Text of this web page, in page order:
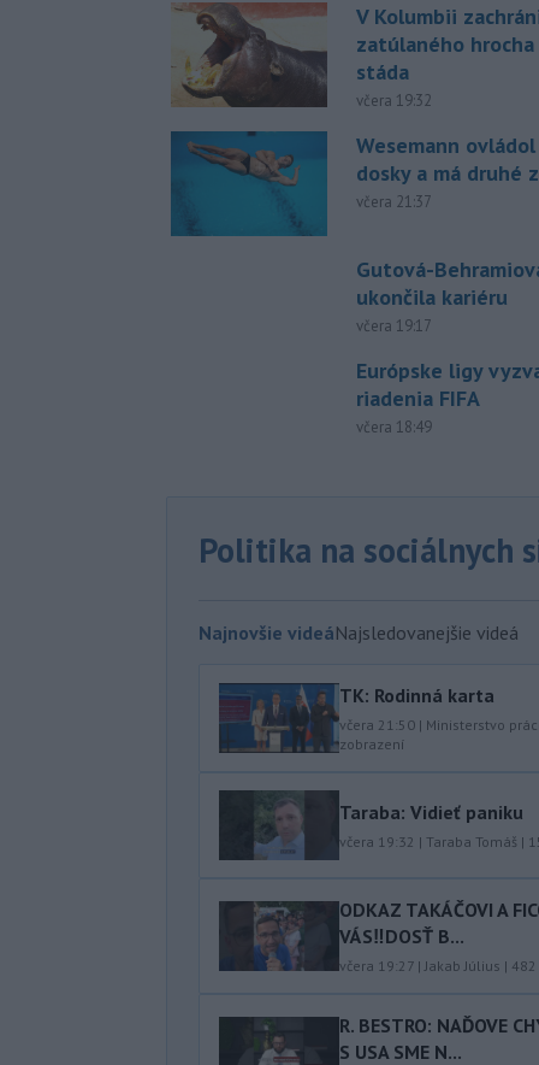
V Kolumbii
zatúlaného hrocha
stáda
včera 19:32
Wesemann
dosky a má druhé
včera 21:37
Gutová-
ukončila kariéru
včera 19:17
Európske ligy
riadenia FIFA
včera 18:49
Politika na sociálnych
Najnovšie videáNajsledovanejšie videá
TK: Rodinná karta
včera 21:50 | Ministerstvo
zobrazení
Taraba: Vidieť paniku
včera 19:32 | Taraba Tomáš |
ODKAZ TAKÁČOVI A
VÁS‼️DOSŤ B...
včera 19:27 | Jakab Július | 482
R. BESTRO: NAĎOVE
S USA SME N...